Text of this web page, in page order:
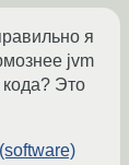
я
jvm
кода? Это